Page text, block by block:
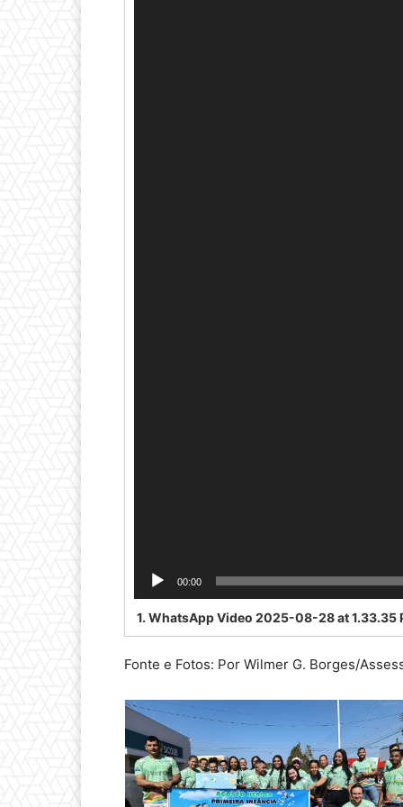
00:00
1. WhatsApp Video 2025-08-28 at 1.33.35
Fonte e Fotos: Por Wilmer G. Borges/